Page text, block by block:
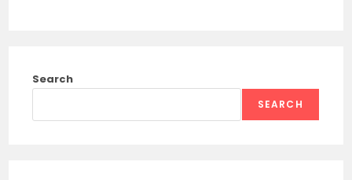
Search
SEARCH